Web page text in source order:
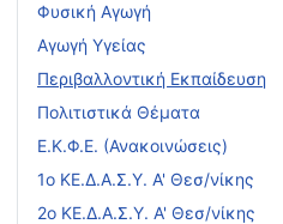
Φυσική Αγωγή
Αγωγή Υγείας
Περιβαλλοντική Εκπαίδευση
Πολιτιστικά Θέματα
Ε.Κ.Φ.Ε. (Ανακοινώσεις)
1ο ΚΕ.Δ.Α.Σ.Υ. Α' Θεσ/νίκης
2ο ΚΕ.Δ.Α.Σ.Υ. Α' Θεσ/νίκης